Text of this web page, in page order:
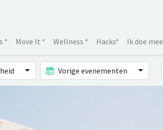
* Move It * Wellness * Hacks* Ik doe mee
Vorige evenementen